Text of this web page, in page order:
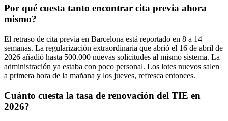
Por qué cuesta tanto encontrar cita previa ahora
mismo?
El retraso de cita previa en Barcelona está reportado en 8 a 14
semanas. La regularización extraordinaria que abrió el 16 de abril de
2026 añadió hasta 500.000 nuevas solicitudes al mismo sistema. La
administración ya estaba con poco personal. Los lotes nuevos salen
a primera hora de la mañana y los jueves, refresca entonces.
Cuánto cuesta la tasa de renovación del TIE en
2026?